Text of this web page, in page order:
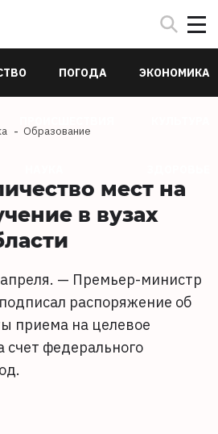
ПОГОДА ЭКОНОМИКА
Образование
мест на
в вузах
— Премьер-министр
распоряжение об
приема на целевое
счет федерального